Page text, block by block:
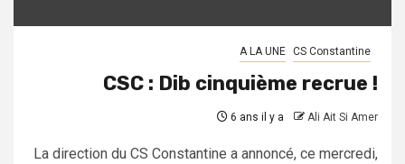
A LA UNE CS Constantine
CSC : Dib cinquième recrue !
6 ans il y a Ali Ait Si Amer
La direction du CS Constantine a annoncé, ce mercredi,